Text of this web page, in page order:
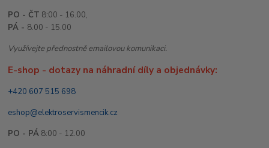
PO - ČT 8:00 - 16.00,
PÁ - 8.00 - 15.00
Využívejte přednostně emailovou komunikaci.
E-shop - dotazy na náhradní díly a objednávky:
+420 607 515 698
eshop@elektroservismencik.cz
PO - PÁ 8:00 - 12.00